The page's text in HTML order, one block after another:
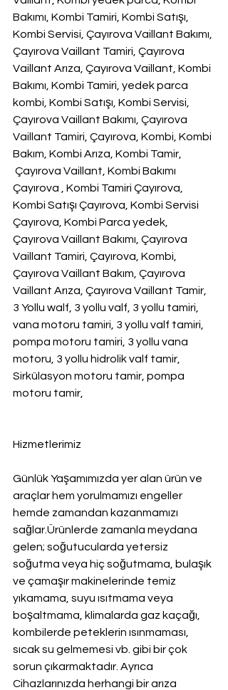
Bakımı, Kombi Tamiri, Kombi Satışı,
Kombi Servisi, Çayırova Vaillant Bakımı,
Çayırova Vaillant Tamiri, Çayırova
Vaillant Arıza, Çayırova Vaillant, Kombi
Bakımı, Kombi Tamiri, yedek parca
kombi, Kombi Satışı, Kombi Servisi,
Çayırova Vaillant Bakımı, Çayırova
Vaillant Tamiri, Çayırova, Kombi, Kombi
Bakım, Kombi Arıza, Kombi Tamir,
Çayırova Vaillant, Kombi Bakımı
Çayırova , Kombi Tamiri Çayırova,
Kombi Satışı Çayırova, Kombi Servisi
Çayırova, Kombi Parca yedek,
Çayırova Vaillant Bakımı, Çayırova
Vaillant Tamiri, Çayırova, Kombi,
Çayırova Vaillant Bakım, Çayırova
Vaillant Arıza, Çayırova Vaillant Tamir,
3 Yollu walf, 3 yollu valf, 3 yollu tamiri,
vana motoru tamiri, 3 yollu valf tamiri,
pompa motoru tamiri, 3 yollu vana
motoru, 3 yollu hidrolik valf tamir,
Sirkülasyon motoru tamir, pompa
motoru tamir,
Hizmetlerimiz
Günlük Yaşamımızda yer alan ürün ve
araçlar hem yorulmamızı engeller
hemde zamandan kazanmamızı
sağlar.Ürünlerde zamanla meydana
gelen; soğutucularda yetersiz
soğutma veya hiç soğutmama, bulaşık
ve çamaşır makinelerinde temiz
yıkamama, suyu ısıtmama veya
boşaltmama, klimalarda gaz kaçağı,
kombilerde peteklerin ısınmaması,
sıcak su gelmemesi vb. gibi bir çok
sorun çıkarmaktadır. Ayrıca
Cihazlarınızda herhangi bir arıza